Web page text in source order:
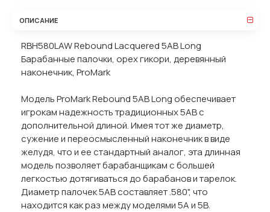
ОПИСАНИЕ
RBH580LAW Rebound Lacquered 5AB Long
Барабанные палочки, орех гикори, деревянный
наконечник, ProMark
Модель ProMark Rebound 5AB Long обеспечивает
игрокам надежность традиционных 5AB с
дополнительной длиной. Имея тот же диаметр,
сужение и переосмысленный наконечник в виде
желудя, что и ее стандартный аналог, эта длинная
модель позволяет барабанщикам с большей
легкостью дотягиваться до барабанов и тарелок.
Диаметр палочек 5AB составляет .580", что
находится как раз между моделями 5A и 5B.